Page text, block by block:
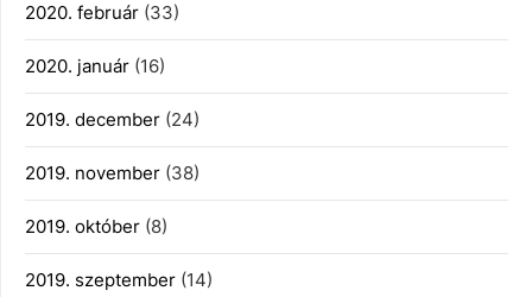
2020. február (33)
2020. január (16)
2019. december (24)
2019. november (38)
2019. október (8)
2019. szeptember (14)